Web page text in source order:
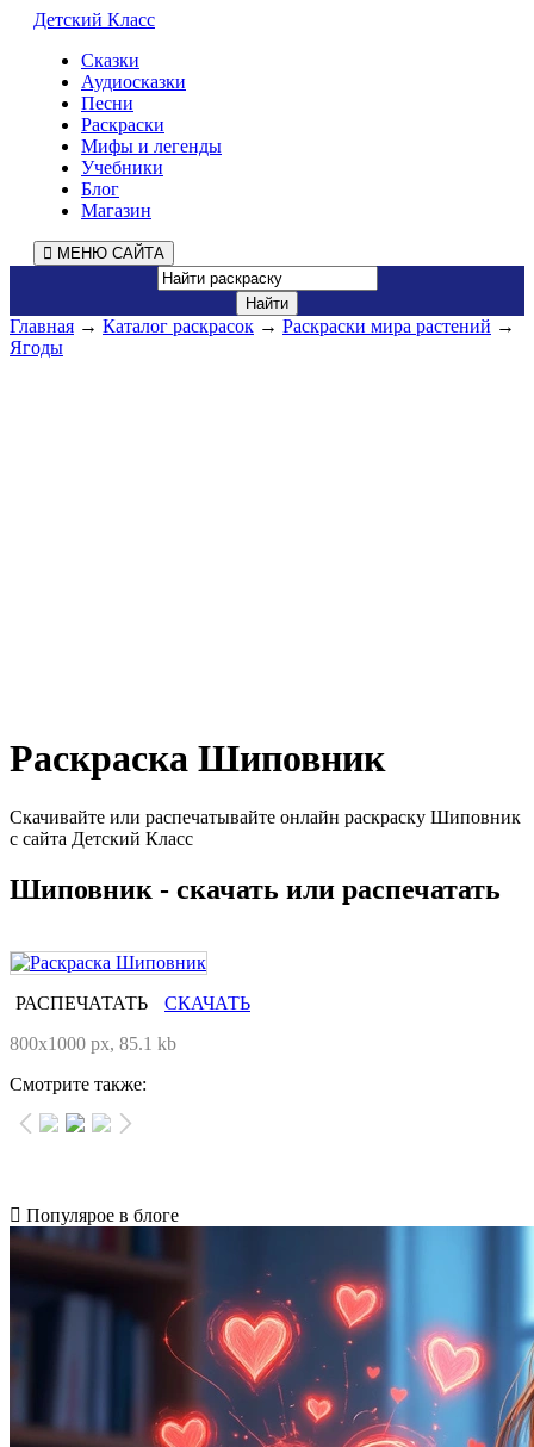
Детский Класс
Сказки
Аудиосказки
Песни
Раскраски
Мифы и легенды
Учебники
Блог
Магазин
МЕНЮ САЙТА
Главная → Каталог раскрасок → Раскраски мира растений →
Ягоды
Раскраска Шиповник
Скачивайте или распечатывайте онлайн раскраску Шиповник
с сайта Детский Класс
Шиповник - скачать или распечатать
РАСПЕЧАТАТЬ
СКАЧАТЬ
800x1000 px, 85.1 kb
Смотрите также:
Популярое в блоге